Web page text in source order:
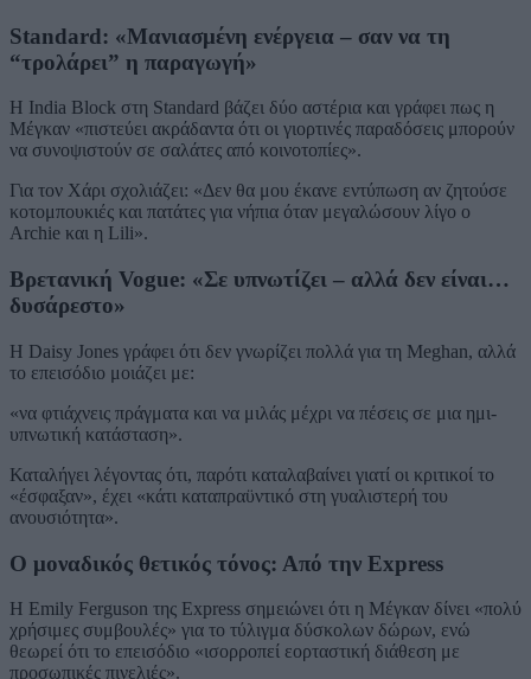
Standard: «Μανιασμένη ενέργεια – σαν να τη
“τρολάρει” η παραγωγή»
Η India Block στη Standard βάζει δύο αστέρια και γράφει πως η
Μέγκαν «πιστεύει ακράδαντα ότι οι γιορτινές παραδόσεις μπορούν
να συνοψιστούν σε σαλάτες από κοινοτοπίες».
Για τον Χάρι σχολιάζει: «Δεν θα μου έκανε εντύπωση αν ζητούσε
κοτομπουκιές και πατάτες για νήπια όταν μεγαλώσουν λίγο ο
Archie και η Lili».
Βρετανική Vogue: «Σε υπνωτίζει – αλλά δεν είναι…
δυσάρεστο»
Η Daisy Jones γράφει ότι δεν γνωρίζει πολλά για τη Meghan, αλλά
το επεισόδιο μοιάζει με:
«να φτιάχνεις πράγματα και να μιλάς μέχρι να πέσεις σε μια ημι-
υπνωτική κατάσταση».
Καταλήγει λέγοντας ότι, παρότι καταλαβαίνει γιατί οι κριτικοί το
«έσφαξαν», έχει «κάτι καταπραϋντικό στη γυαλιστερή του
ανουσιότητα».
Ο μοναδικός θετικός τόνος: Από την Express
Η Emily Ferguson της Express σημειώνει ότι η Μέγκαν δίνει «πολύ
χρήσιμες συμβουλές» για το τύλιγμα δύσκολων δώρων, ενώ
θεωρεί ότι το επεισόδιο «ισορροπεί εορταστική διάθεση με
προσωπικές πινελιές».